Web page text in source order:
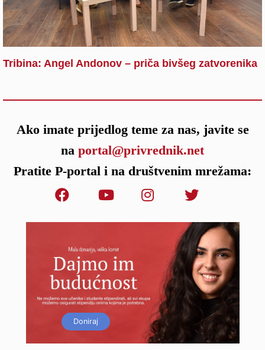
Tribina: Angel Andonov – priča bivšeg zatvorenika
Ako imate prijedlog teme za nas, javite se
na portal@privrednik.net
Pratite P-portal i na društvenim mrežama:
Doniraj